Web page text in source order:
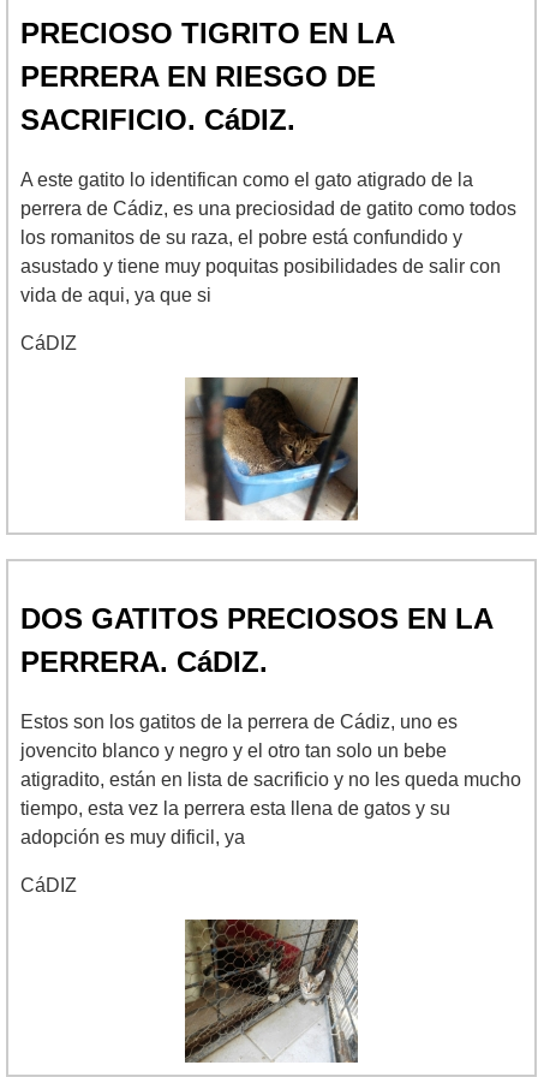
PRECIOSO TIGRITO EN LA
PERRERA EN RIESGO DE
SACRIFICIO. CáDIZ.
A este gatito lo identifican como el gato atigrado de la
perrera de Cádiz, es una preciosidad de gatito como todos
los romanitos de su raza, el pobre está confundido y
asustado y tiene muy poquitas posibilidades de salir con
vida de aqui, ya que si
CáDIZ
DOS GATITOS PRECIOSOS EN LA
PERRERA. CáDIZ.
Estos son los gatitos de la perrera de Cádiz, uno es
jovencito blanco y negro y el otro tan solo un bebe
atigradito, están en lista de sacrificio y no les queda mucho
tiempo, esta vez la perrera esta llena de gatos y su
adopción es muy dificil, ya
CáDIZ